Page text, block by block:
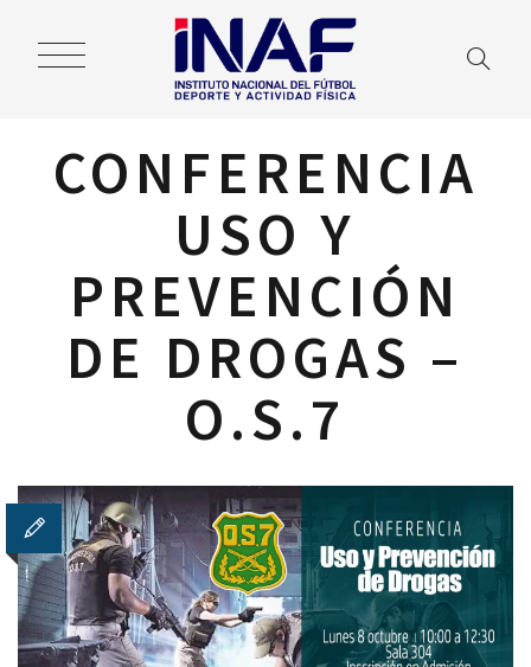
CONFERENCIA
USO Y
PREVENCIÓN
DE DROGAS –
O.S.7